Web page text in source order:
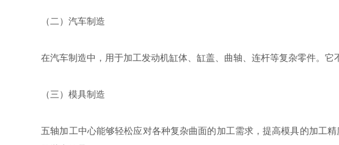
（二）汽车制造
在汽车制造中，用于加工发动机缸体、缸盖、曲轴、连杆等复杂零件。
（三）模具制造
五轴加工中心能够轻松应对各种复杂曲面的加工需求，提高模具的加工